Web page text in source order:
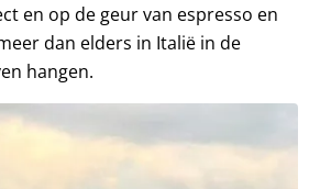
en op de geur van espresso en
dan elders in Italië in de
hangen.